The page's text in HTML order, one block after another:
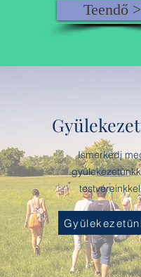
Teendő >
Ismerkedj